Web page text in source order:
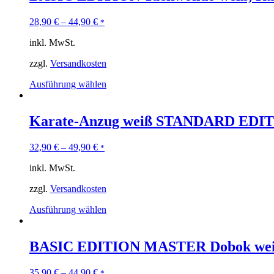
28,90 € – 44,90 € *
inkl. MwSt.
zzgl. Versandkosten
Ausführung wählen
Karate-Anzug weiß STANDARD
32,90 € – 49,90 € *
inkl. MwSt.
zzgl. Versandkosten
Ausführung wählen
BASIC EDITION MASTER Dobok